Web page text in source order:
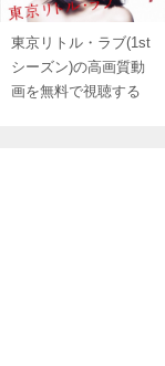
東京リトル・ラブ(1st
シーズン)の高画質動
画を無料で視聴する